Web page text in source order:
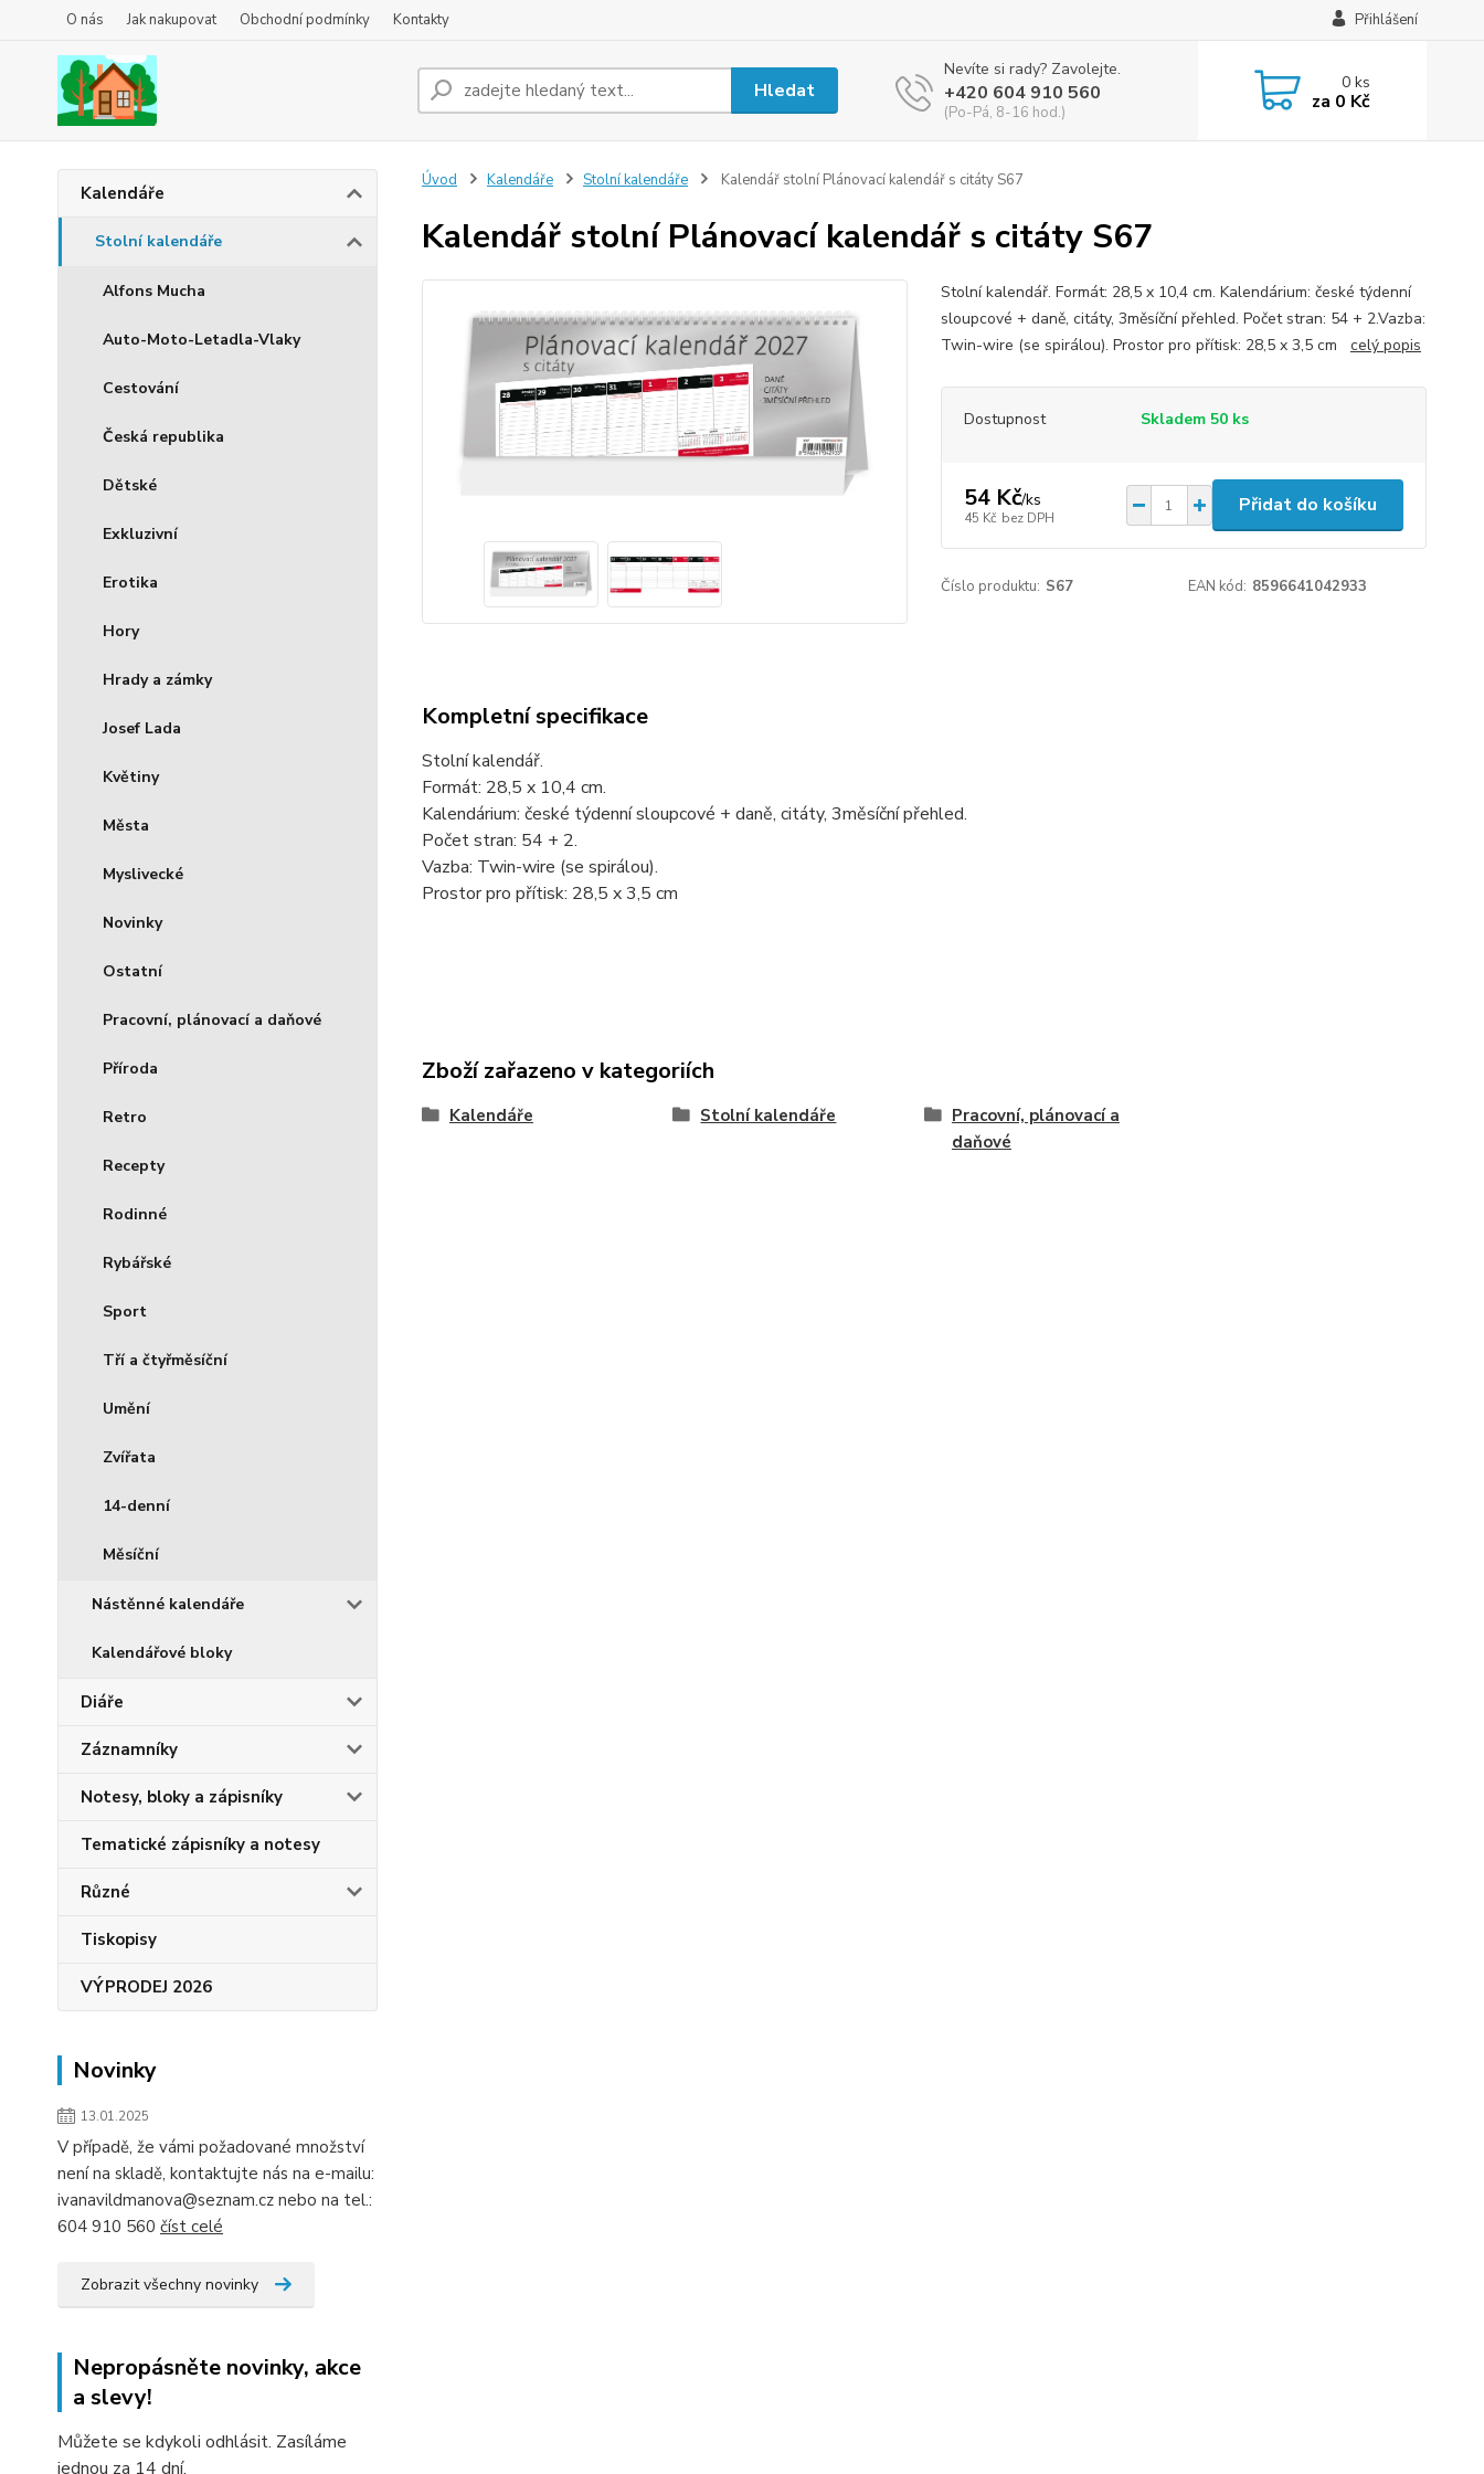
O nás Jak nakupovat Obchodní podmínky Kontakty Přihlášení
Hledat
Nevíte si rady? Zavolejte.
+420 604 910 560
(Po-Pá, 8-16 hod.)
0ks
za 0 Kč
Kalendáře
Stolní kalendáře
Alfons Mucha
Auto-Moto-Letadla-Vlaky
Cestování
Česká republika
Dětské
Exkluzivní
Erotika
Hory
Hrady a zámky
Josef Lada
Květiny
Města
Myslivecké
Novinky
Ostatní
Pracovní, plánovací a daňové
Příroda
Retro
Recepty
Rodinné
Rybářské
Sport
Tří a čtyřměsíční
Umění
Zvířata
14-denní
Měsíční
Nástěnné kalendáře
Kalendářové bloky
Diáře
Záznamníky
Notesy, bloky a zápisníky
Tematické zápisníky a notesy
Různé
Tiskopisy
VÝPRODEJ 2026
Novinky
13.01.2025
V případě, že vámi požadované množství
není na skladě, kontaktujte nás na e-mailu:
ivanavildmanova@seznam.cz nebo na tel.:
604 910 560 číst celé
Zobrazit všechny novinky
Nepropásněte novinky, akce
a slevy!
Můžete se kdykoli odhlásit. Zasíláme
jednou za 14 dní.
Úvod Kalendáře Stolní kalendáře Kalendář stolní Plánovací kalendář s citáty S67
Kalendář stolní Plánovací kalendář s citáty S67
Stolní kalendář. Formát: 28,5 x 10,4 cm. Kalendárium: české týdenní
sloupcové + daně, citáty, 3měsíční přehled. Počet stran: 54 + 2.Vazba:
Twin-wire (se spirálou). Prostor pro přítisk: 28,5 x 3,5 cm celý popis
Dostupnost Skladem 50 ks
54 Kč/ks
45 Kč bez DPH
Přidat do košíku
Číslo produktu: S67 EAN kód: 8596641042933
Kompletní specifikace
Stolní kalendář.
Formát: 28,5 x 10,4 cm.
Kalendárium: české týdenní sloupcové + daně, citáty, 3měsíční přehled.
Počet stran: 54 + 2.
Vazba: Twin-wire (se spirálou).
Prostor pro přítisk: 28,5 x 3,5 cm
Zboží zařazeno v kategoriích
Kalendáře Stolní kalendáře
Pracovní, plánovací a
daňové